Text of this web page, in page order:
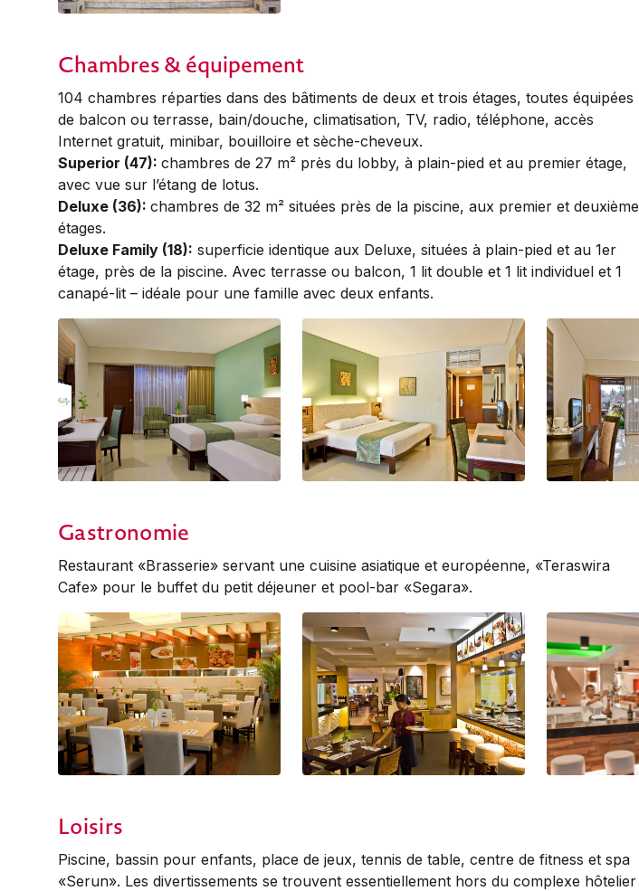
Chambres & équipement
104 chambres réparties dans des bâtiments de deux et trois étages, toutes équipées
de balcon ou terrasse, bain/douche, climatisation, TV, radio, téléphone, accès
Internet gratuit, minibar, bouilloire et sèche-cheveux.
Superior (47): chambres de 27 m² près du lobby, à plain-pied et au premier étage,
avec vue sur l’étang de lotus.
Deluxe (36): chambres de 32 m² situées près de la ­piscine, aux premier et deuxième
étages.
Deluxe Family (18): superficie identique aux Deluxe, situées à plain-pied et au 1er
étage, près de la piscine. Avec terrasse ou balcon, 1 lit double et 1 lit individuel et 1
canapé-lit – idéale pour une famille avec deux enfants.
Gastronomie
Restaurant «Brasserie» servant une cuisine asiatique et européenne, «Teraswira
Cafe» pour le buffet du petit déjeuner et pool-bar «Segara».
Loisirs
Piscine, bassin pour enfants, place de jeux, tennis de table, centre de fitness et spa
«Serun». Les divertissements se trouvent essentiellement hors du complexe hôtelier